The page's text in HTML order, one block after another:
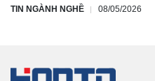
TIN NGÀNH NGHỀ 08/05/2026